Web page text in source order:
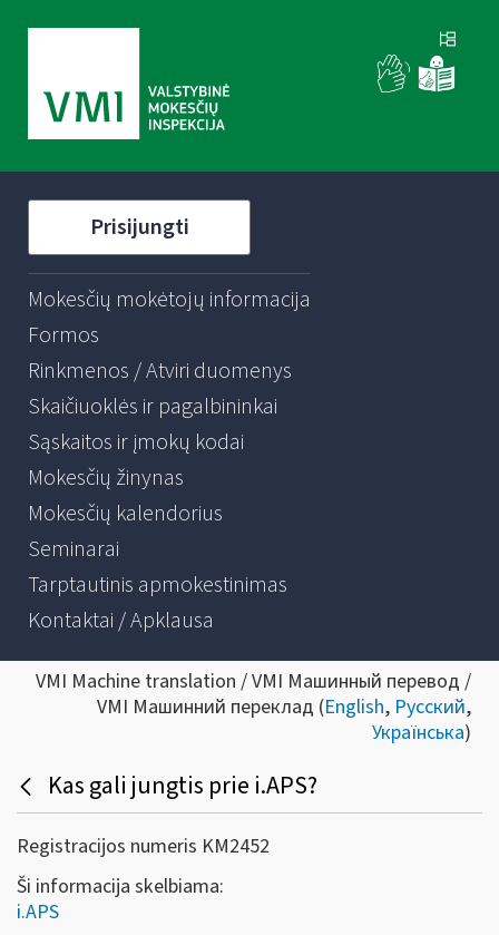
Prisijungti
Mokesčių mokėtojų informacija
Formos
Rinkmenos / Atviri duomenys
Skaičiuoklės ir pagalbininkai
Sąskaitos ir įmokų kodai
Mokesčių žinynas
Mokesčių kalendorius
Seminarai
Tarptautinis apmokestinimas
Kontaktai / Apklausa
VMI Machine translation / VMI Машинный перевод /
VMI Машинний переклад (English, Русский,
Українська)
Kas gali jungtis prie i.APS?
Registracijos numeris KM2452
Ši informacija skelbiama:
i.APS